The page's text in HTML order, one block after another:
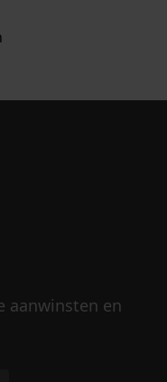
aanwinsten en